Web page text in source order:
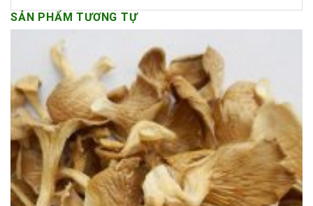
SẢN PHẨM TƯƠNG TỰ